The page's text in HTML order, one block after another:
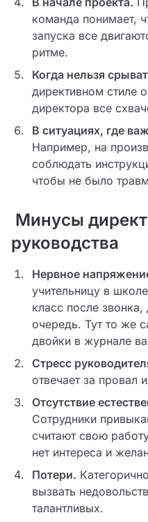
команда понимает,
запуска все
ритме.
Когда нельзя
директивном стиле
директора все
В ситуациях, где
Например, на
соблюдать
чтобы не было
Минусы
руководства
Нервное
учительницу в
класс после
очередь. Тут то же
двойки в журнале
Стресс
отвечает за провал
Отсутствие
Сотрудники
считают свою
нет интереса и
Потери.
вызвать
талантливых.